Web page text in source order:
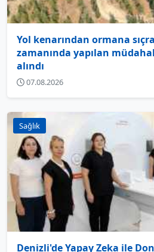
Yol kenarından ormana
zamanında yapılan
alındı
07.08.2026
Sağlık
Denizli'de Yapay Zeka ile